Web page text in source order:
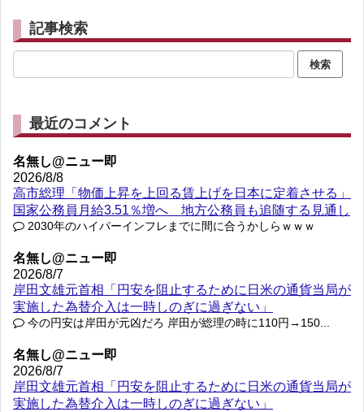
記事検索
最近のコメント
名無し@ニュー即
2026/8/8
高市総理「物価上昇を上回る賃上げを日本に定着させる」
国家公務員月給3.51％増へ 地方公務員も追随する見通し
2030年のハイパーインフレまでに間に合うかしらｗｗｗ
名無し@ニュー即
2026/8/7
岸田文雄元首相「円安を阻止するために日米の通貨当局が
実施した為替介入は一時しのぎに過ぎない」
今の円安は岸田が元凶だろ 岸田が総理の時に110円→150...
名無し@ニュー即
2026/8/7
岸田文雄元首相「円安を阻止するために日米の通貨当局が
実施した為替介入は一時しのぎに過ぎない」